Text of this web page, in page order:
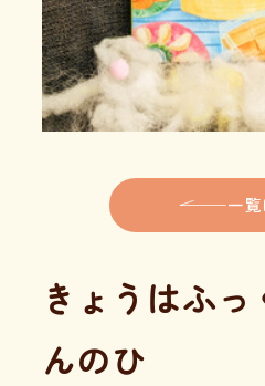
一
きょうはふっ
んのひ